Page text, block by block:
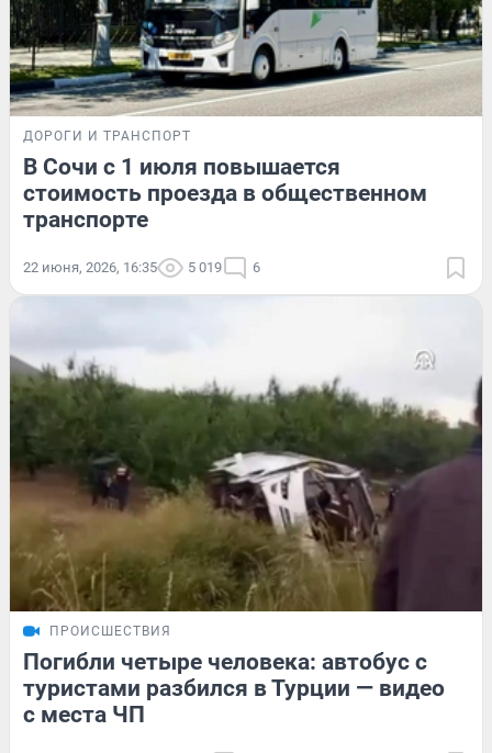
ДОРОГИ И ТРАНСПОРТ
В Сочи с 1 июля повышается
стоимость проезда в общественном
транспорте
22 июня, 2026, 16:35 5 019 6
ПРОИСШЕСТВИЯ
Погибли четыре человека: автобус с
туристами разбился в Турции — видео
с места ЧП